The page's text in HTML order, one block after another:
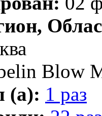
Blow
(а): 1 раз